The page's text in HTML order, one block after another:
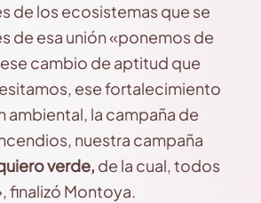
de los ecosistemas que se
de esa unión «ponemos de
cambio de aptitud que
ese fortalecimiento
ambiental, la campaña de
nuestra campaña
verde, de la cual, todos
finalizó Montoya.